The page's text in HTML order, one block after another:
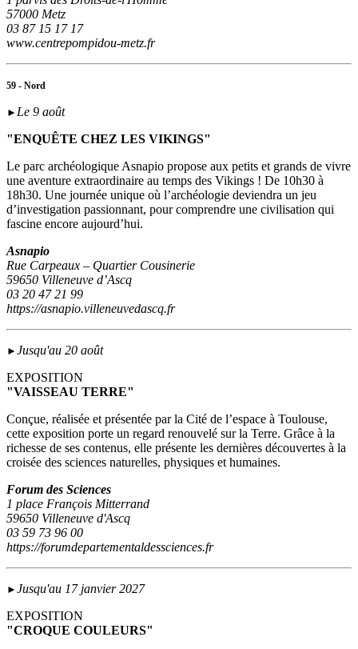
57000 Metz
03 87 15 17 17
www.centrepompidou-metz.fr
59 - Nord
► Le 9 août
"ENQUÊTE CHEZ LES VIKINGS"
Le parc archéologique Asnapio propose aux petits et grands de vivre
une aventure extraordinaire au temps des Vikings ! De 10h30 à
18h30. Une journée unique où l’archéologie deviendra un jeu
d’investigation passionnant, pour comprendre une civilisation qui
fascine encore aujourd’hui.
Asnapio
Rue Carpeaux – Quartier Cousinerie
59650 Villeneuve d’Ascq
03 20 47 21 99
https://asnapio.villeneuvedascq.fr
► Jusqu'au 20 août
EXPOSITION
"VAISSEAU TERRE"
Conçue, réalisée et présentée par la Cité de l’espace à Toulouse,
cette exposition porte un regard renouvelé sur la Terre. Grâce à la
richesse de ses contenus, elle présente les dernières découvertes à la
croisée des sciences naturelles, physiques et humaines.
Forum des Sciences
1 place François Mitterrand
59650 Villeneuve d'Ascq
03 59 73 96 00
https://forumdepartementaldessciences.fr
► Jusqu'au 17 janvier 2027
EXPOSITION
"CROQUE COULEURS"